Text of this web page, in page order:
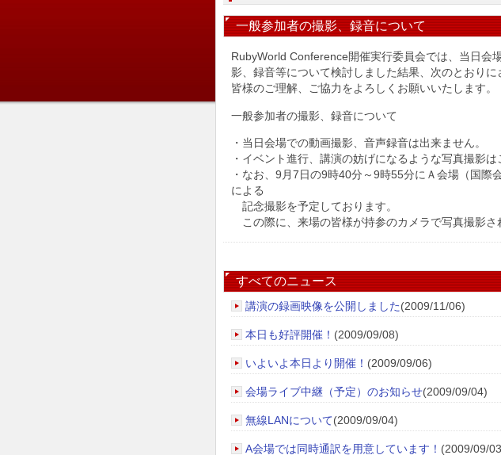
一般参加者の撮影、録音について
RubyWorld Conference開催実行委員会では、当日会
影、録音等について検討しました結果、次のとおりに
皆様のご理解、ご協力をよろしくお願いいたします。
一般参加者の撮影、録音について
・当日会場での動画撮影、音声録音は出来ません。
・イベント進行、講演の妨げになるような写真撮影は
・なお、9月7日の9時40分～9時55分にＡ会場（国際
による
記念撮影を予定しております。
この際に、来場の皆様が持参のカメラで写真撮影さ
すべてのニュース
講演の録画映像を公開しました(2009/11/06)
本日も好評開催！ (2009/09/08)
いよいよ本日より開催！ (2009/09/06)
会場ライブ中継（予定）のお知らせ(2009/09/04)
無線LANについて(2009/09/04)
A会場では同時通訳を用意しています！ (2009/09/